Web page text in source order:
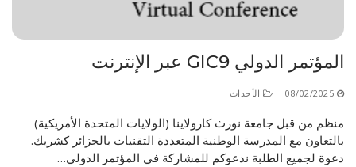
المؤتمر الدولي GIC9 عبر الإنترنت
08/02/2025 الأحداث
منظم من قبل جامعة نورث كارولاينا (الولايات المتحدة الأمريكية)
بالتعاون مع المدرسة الوطنية المتعددة التقنيات بالجزائر كشريك.
دعوة لجميع الطلبة ندعوكم للمشاركة في المؤتمر الدولي…